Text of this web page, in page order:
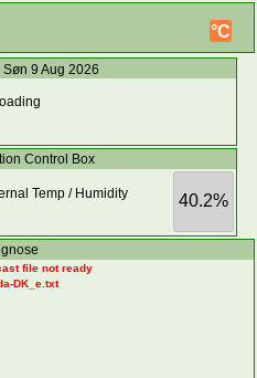
°C
Søn 9 Aug 2026
Control Box
40.2%
Temp / Humidity
file not ready
DK_e.txt